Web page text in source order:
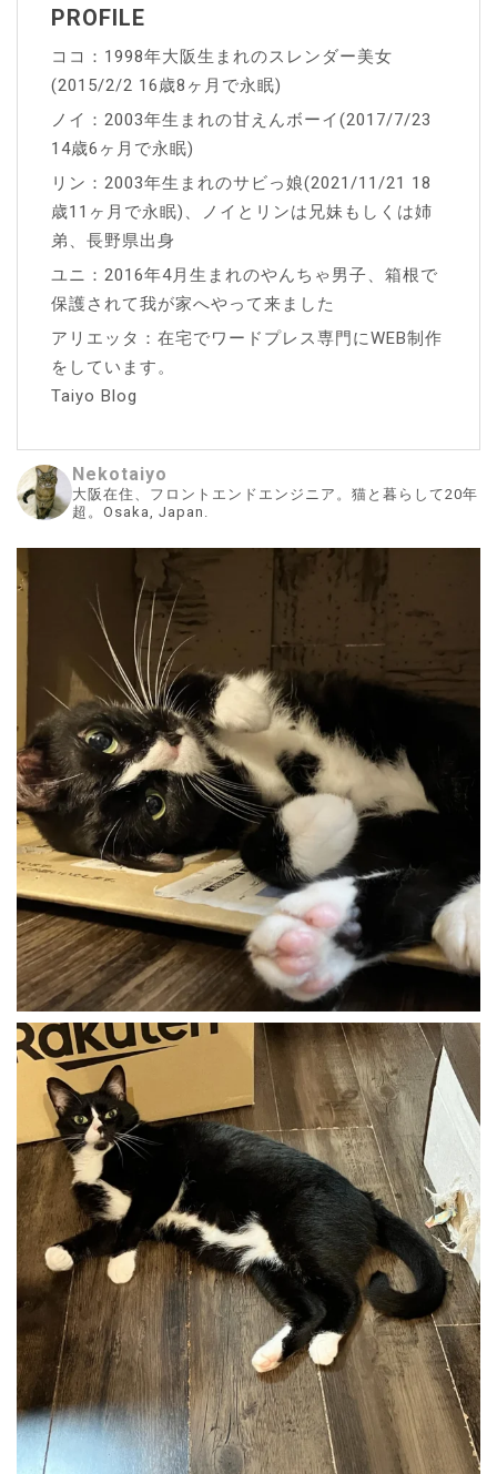
PROFILE
ココ：1998年大阪生まれのスレンダー美女
(2015/2/2 16歳8ヶ月で永眠)
ノイ：2003年生まれの甘えんボーイ(2017/7/23
14歳6ヶ月で永眠)
リン：2003年生まれのサビっ娘(2021/11/21 18
歳11ヶ月で永眠)、ノイとリンは兄妹もしくは姉
弟、長野県出身
ユニ：2016年4月生まれのやんちゃ男子、箱根で
保護されて我が家へやって来ました
アリエッタ：在宅でワードプレス専門にWEB制作
をしています。
Taiyo Blog
Nekotaiyo
大阪在住、フロントエンドエンジニア。猫と暮らして20年
超。Osaka, Japan.